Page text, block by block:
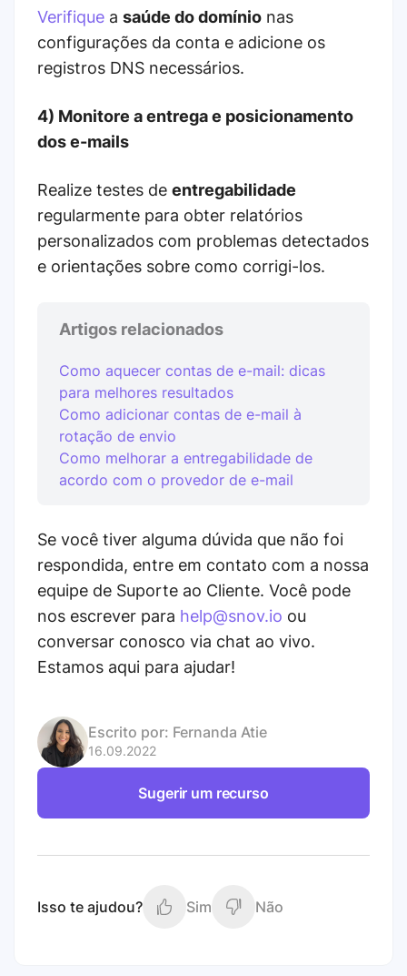
Verifique a saúde do domínio nas
configurações da conta e adicione os
registros DNS necessários.
4) Monitore a entrega e posicionamento
dos e-mails
Realize testes de entregabilidade
regularmente para obter relatórios
personalizados com problemas detectados
e orientações sobre como corrigi-los.
Artigos relacionados
Como aquecer contas de e-mail: dicas
para melhores resultados
Como adicionar contas de e-mail à
rotação de envio
Como melhorar a entregabilidade de
acordo com o provedor de e-mail
Se você tiver alguma dúvida que não foi
respondida, entre em contato com a nossa
equipe de Suporte ao Cliente. Você pode
nos escrever para help@snov.io ou
conversar conosco via chat ao vivo.
Estamos aqui para ajudar!
Escrito por: Fernanda Atie
16.09.2022
Sugerir um recurso
Isso te ajudou? Sim Não